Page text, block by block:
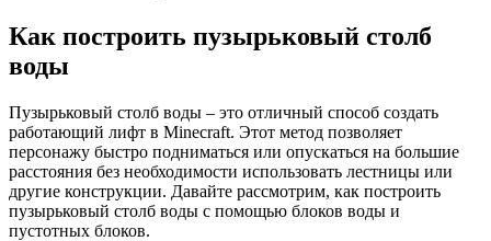
Как построить пузырьковый столб
воды
Пузырьковый столб воды – это отличный способ создать
работающий лифт в Minecraft. Этот метод позволяет
персонажу быстро подниматься или опускаться на большие
расстояния без необходимости использовать лестницы или
другие конструкции. Давайте рассмотрим, как построить
пузырьковый столб воды с помощью блоков воды и
пустотных блоков.